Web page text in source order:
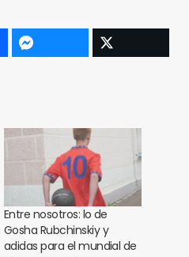
Entre nosotros: lo de
Gosha Rubchinskiy y
adidas para el mundial de